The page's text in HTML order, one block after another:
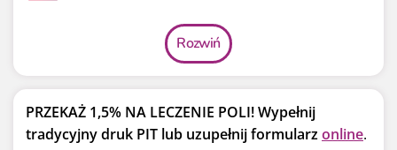
Rozwiń
PRZEKAŻ 1,5% NA LECZENIE POLI!Wypełnij
tradycyjny druk PIT lub uzupełnij formularzonline.